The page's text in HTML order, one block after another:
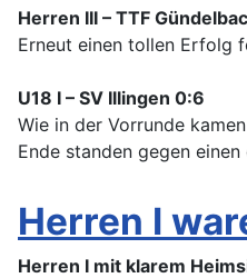
Herren III – TTF
Erneut einen tollen Erfolg
U18 I – SV Illingen 0:6
Wie in der Vorrunde
Ende standen gegen
Herren I
Herren I mit klarem